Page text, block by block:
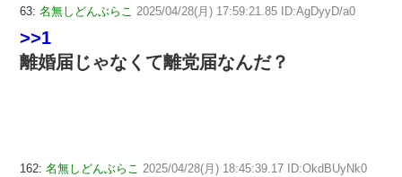
63: 名無しどんぶらこ 2025/04/28(月) 17:59:21.85 ID:AgDyyD/a0
>>1
離婚届じゃなくて離党届なんだ？
162: 名無しどんぶらこ 2025/04/28(月) 18:45:39.17 ID:OkdBUyNk0